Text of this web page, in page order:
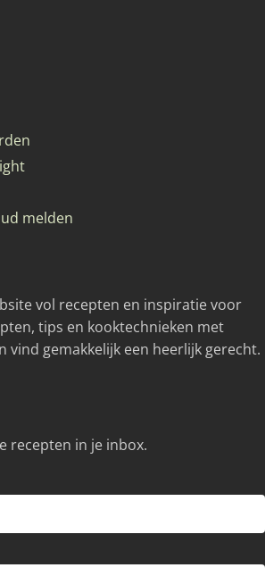
melden
vol recepten en inspiratie voor
tips en kooktechnieken met
vind gemakkelijk een heerlijk gerecht.
recepten in je inbox.